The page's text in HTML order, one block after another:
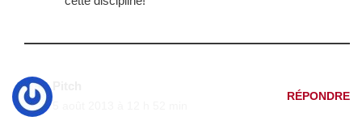
RÉPONDRE